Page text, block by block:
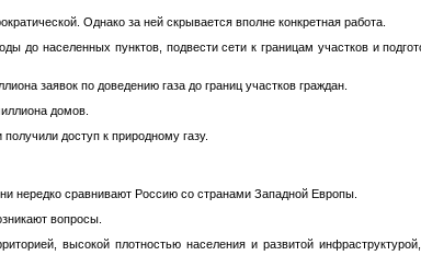
Однако за ней скрывается вполне конкретная работа.
до населенных пунктов, подвести сети к границам участков и
заявок по доведению газа до границ участков граждан.
домов.
доступ к природному газу.
нередко сравнивают Россию со странами Западной Европы.
вопросы.
высокой плотностью населения и развитой